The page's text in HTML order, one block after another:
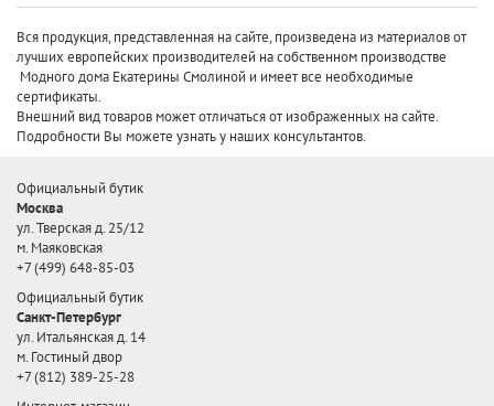
Вся продукция, представленная на сайте, произведена из материалов от
лучших европейских производителей на собственном производстве
Модного дома Екатерины Смолиной и имеет все необходимые
сертификаты.
Внешний вид товаров может отличаться от изображенных на сайте.
Подробности Вы можете узнать у наших консультантов.
Официальный бутик
Москва
ул. Тверская д. 25/12
м. Маяковская
+7 (499) 648-85-03
Официальный бутик
Санкт-Петербург
ул. Итальянская д. 14
м. Гостиный двор
+7 (812) 389-25-28